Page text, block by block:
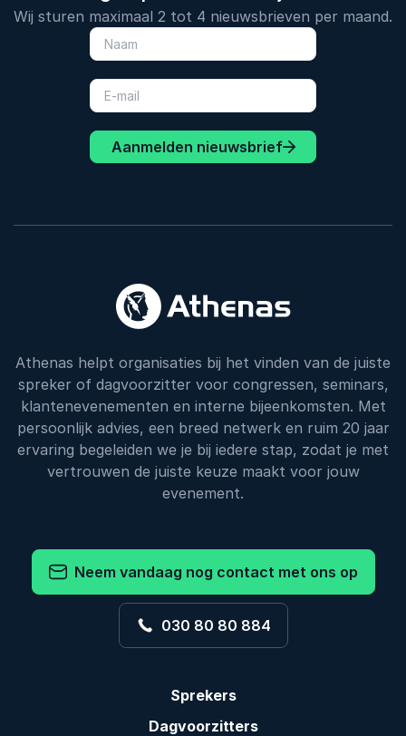
Wij sturen maximaal 2 tot 4 nieuwsbrieven per maand.
Aanmelden nieuwsbrief
Athenas helpt organisaties bij het vinden van de juiste
spreker of dagvoorzitter voor congressen, seminars,
klantenevenementen en interne bijeenkomsten. Met
persoonlijk advies, een breed netwerk en ruim 20 jaar
ervaring begeleiden we je bij iedere stap, zodat je met
vertrouwen de juiste keuze maakt voor jouw
evenement.
Neem vandaag nog contact met ons op
030 80 80 884
Sprekers
Dagvoorzitters